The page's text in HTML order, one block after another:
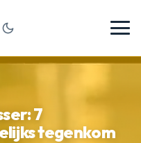
7
tegenkom